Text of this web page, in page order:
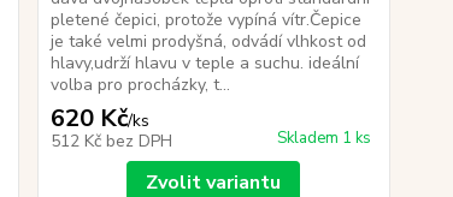
pletené čepici, protože vypíná vítr.Čepice
je také velmi prodyšná, odvádí vlhkost od
hlavy,udrží hlavu v teple a suchu. ideální
volba pro procházky, t...
620 Kč/ks
512 Kč bez DPH Skladem 1 ks
Zvolit variantu